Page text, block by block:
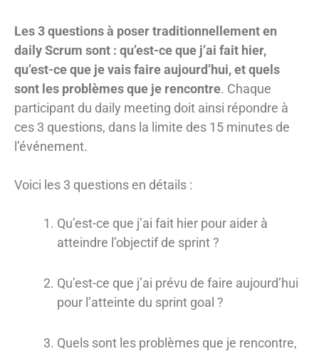
Les 3 questions à poser traditionnellement en
daily Scrum sont : qu’est-ce que j’ai fait hier,
qu’est-ce que je vais faire aujourd’hui, et quels
sont les problèmes que je rencontre. Chaque
participant du daily meeting doit ainsi répondre à
ces 3 questions, dans la limite des 15 minutes de
l’événement.
Voici les 3 questions en détails :
Qu’est-ce que j’ai fait hier pour aider à
atteindre l’objectif de sprint ?
Qu’est-ce que j’ai prévu de faire aujourd’hui
pour l’atteinte du sprint goal ?
Quels sont les problèmes que je rencontre,